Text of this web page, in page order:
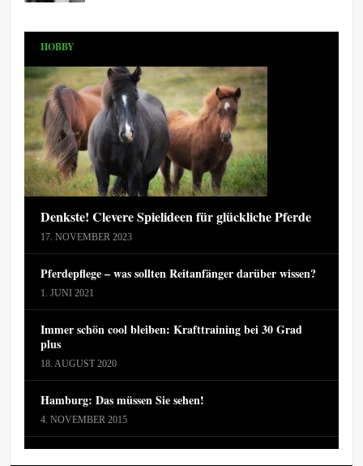
HOBBY
Denkste! Clevere Spielideen für glückliche Pferde
17. NOVEMBER 2023
Pferdepflege – was sollten Reitanfänger darüber wissen?
1. JUNI 2021
Immer schön cool bleiben: Krafttraining bei 30 Grad
plus
18. AUGUST 2020
Hamburg: Das müssen Sie sehen!
4. NOVEMBER 2015